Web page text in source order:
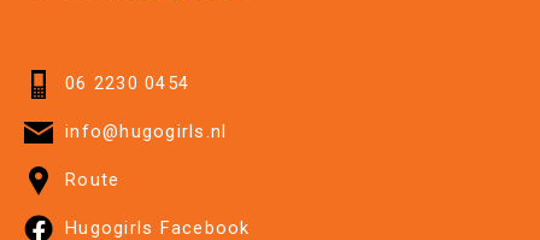
06 2230 0454
info@hugogirls.nl
Route
Hugogirls Facebook